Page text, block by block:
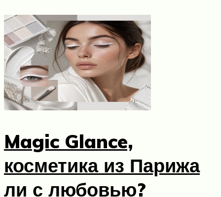
Magic Glance,
косметика из Парижа
ли с любовью?